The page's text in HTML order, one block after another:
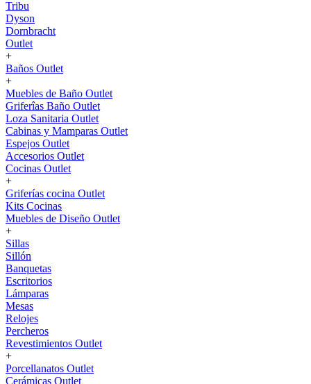
Tribu
Dyson
Dornbracht
Outlet
+
Baños Outlet
+
Muebles de Baño Outlet
Griferîas Baño Outlet
Loza Sanitaria Outlet
Cabinas y Mamparas Outlet
Espejos Outlet
Accesorios Outlet
Cocinas Outlet
+
Griferías cocina Outlet
Kits Cocinas
Muebles de Diseño Outlet
+
Sillas
Sillón
Banquetas
Escritorios
Lámparas
Mesas
Relojes
Percheros
Revestimientos Outlet
+
Porcellanatos Outlet
Cerámicas Outlet